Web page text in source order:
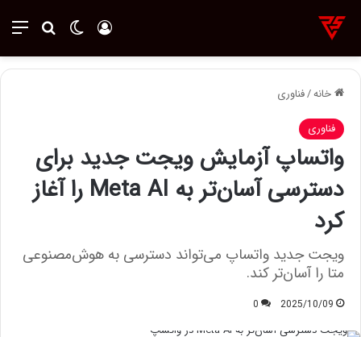
تغییر پوسته ورود
خانه/فناوری
فناوری
واتساپ آزمایش ویجت جدید برای
دسترسی آسان‌تر به Meta AI را آغاز
کرد
ویجت جدید واتساپ می‌تواند دسترسی به هوش‌مصنوعی
متا را آسان‌تر کند.
2025/10/09
0